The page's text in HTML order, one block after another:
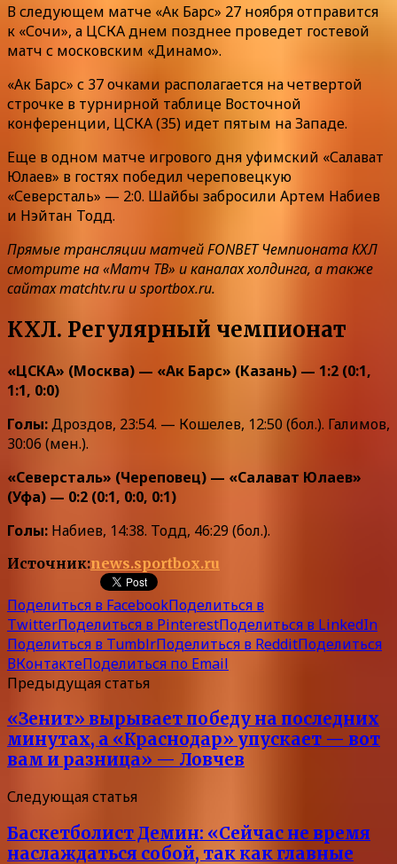
В следующем матче «Ак Барс» 27 ноября отправится
к «Сочи», а ЦСКА днем позднее проведет гостевой
матч с московским «Динамо».
«Ак Барс» с 37 очками располагается на четвертой
строчке в турнирной таблице Восточной
конференции, ЦСКА (35) идет пятым на Западе.
Еще в одном матче игрового дня уфимский «Салават
Юлаев» в гостях победил череповецкую
«Северсталь» — 2:0. Шайбы забросили Артем Набиев
и Нэйтан Тодд.
Прямые трансляции матчей FONBET Чемпионата КХЛ
смотрите на «Матч ТВ» и каналах холдинга, а также
сайтах matchtv.ru и sportbox.ru.
КХЛ. Регулярный чемпионат
«ЦСКА» (Москва) — «Ак Барс» (Казань) — 1:2 (0:1,
1:1, 0:0)
Голы:Дроздов, 23:54. — Кошелев, 12:50 (бол.). Галимов,
30:06 (мен.).
«Северсталь» (Череповец) — «Салават Юлаев»
(Уфа) — 0:2 (0:1, 0:0, 0:1)
Голы: Набиев, 14:38. Тодд, 46:29 (бол.).
Источник:news.sportbox.ru
Поделиться в FacebookПоделиться в
TwitterПоделиться в PinterestПоделиться в LinkedIn
Поделиться в TumblrПоделиться в RedditПоделиться
ВКонтактеПоделиться по Email
Предыдущая статья
«Зенит» вырывает победу на последних
минутах, а «Краснодар» упускает — вот
вам и разница» — Ловчев
Следующая статья
Баскетболист Демин: «Сейчас не время
наслаждаться собой, так как главные